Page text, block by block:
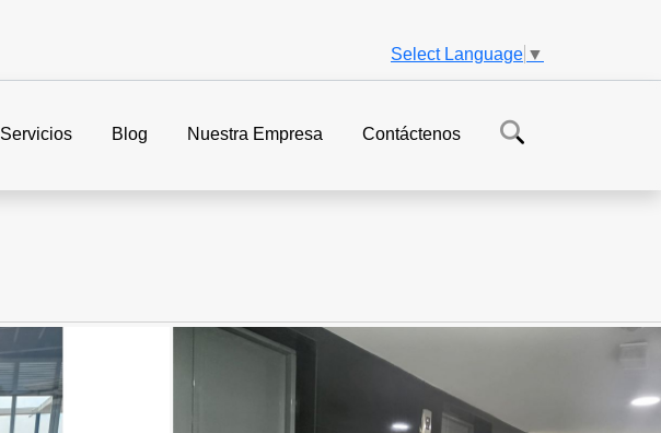
Select Language ▼
Servicios Blog Nuestra Empresa Contáctenos